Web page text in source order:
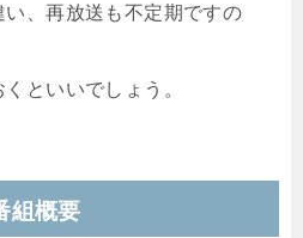
、再放送も不定期ですの
といいでしょう。
組概要